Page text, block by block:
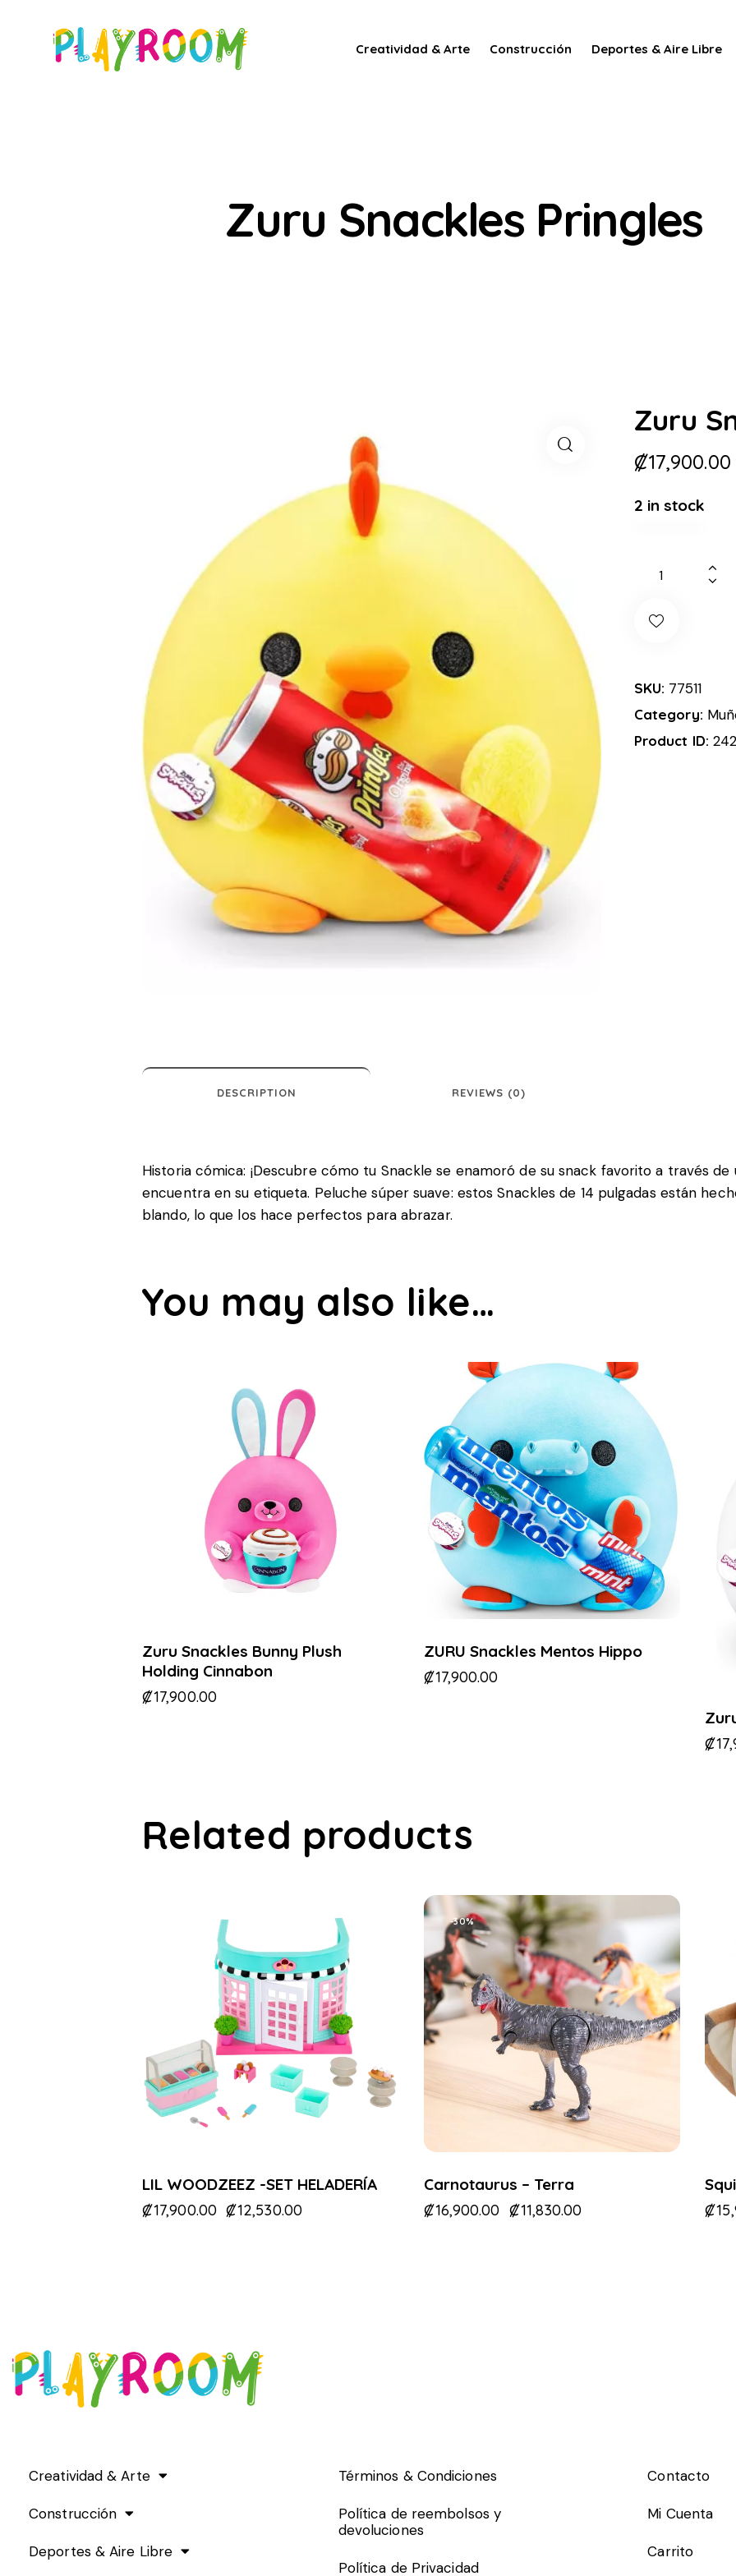
Creatividad & Arte Construcción Deportes & Aire Libre
Zuru Snackles Pringles
Zuru
₡17,900.00
2 in stock
SKU: 77511
Category:
Product ID:
DESCRIPTION REVIEWS (0)
Historia cómica: ¡Descubre cómo tu Snackle se enamoró de su snack favorito a través
encuentra en su etiqueta. Peluche súper suave: estos Snackles de 14 pulgadas están
blando, lo que los hace perfectos para abrazar.
You may also like…
Zuru Snackles Bunny Plush
Holding Cinnabon
₡17,900.00
ZURU Snackles Mentos Hippo
₡17,900.00
₡
Related products
LIL WOODZEEZ -SET HELADERÍA
₡17,900.00 ₡12,530.00
-30%
Carnotaurus – Terra
₡16,900.00 ₡11,830.00 ₡
Creatividad & Arte
Construcción
Deportes & Aire Libre
Términos & Condiciones
Política de reembolsos y
devoluciones
Política de Privacidad
Contacto
Mi Cuenta
Carrito